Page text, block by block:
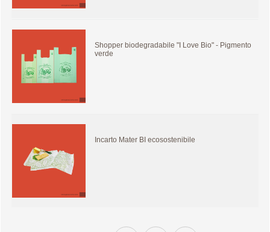
Shopper biodegradabile "I Love Bio" - Pigmento
verde
Incarto Mater BI ecosostenibile